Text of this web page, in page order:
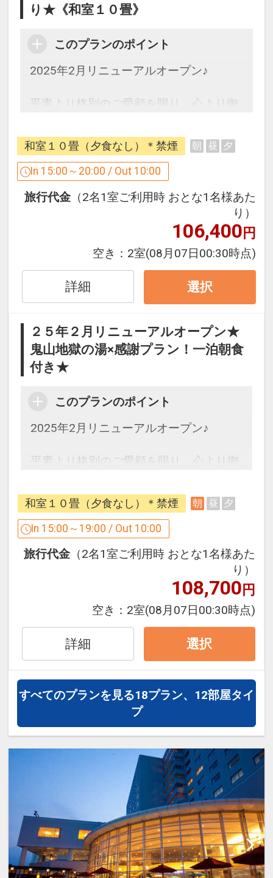
り★《和室１０畳》
このプランのポイント
2025年2月リニューアルオープン♪
平素より格別のご愛顧を賜り、心より御
皆様におかれましては、輝かしい新春を
お迎えのことと存じます。
長らく改装工事のため休館しておりまし
新たに生まれ変わった当館で、心安らぐ
●お部屋について
予約時にご希望のお部屋をお選びくださ
い。どのお部屋でも心安らぐ快適なひと
ときをお過ごしいただけます。（予約完
●温泉について
当館自慢の「鬼山地獄」から引いた源泉
心と体を癒す極上の湯で、日々の疲れを
当館は鉄輪温泉の中心に位置し、温泉街
っています。
チェックイン後は、ゆったりとした時間
をお楽しみいただきながら、温泉街の魅
力を存分にご堪能ください。
_______________________________
●追加料金について
・お車でお越しのお客様は、1台につき1
泊500円の駐車料金が必要です。
現在、表玄関は工事中のため、裏玄関を
ご利用ください。（「みゆき坂」経由で
設定期間：2025年1月30日～2027年3月
31日
インターネットコース番号：DP-2-
200000037700
和室１０畳（夕食なし）＊禁煙 朝 昼 夕
In 15:00～20:00 / Out 10:00
旅行代金 （2名1室ご利用時 おとな1名様あた
り）
106,400円
空き： 2室(08月07日00:30時点)
詳細 選択
２５年２月リニューアルオープン★
鬼山地獄の湯×感謝プラン！一泊朝食
付き★
このプランのポイント
2025年2月リニューアルオープン♪
平素より格別のご愛顧を賜り、心より御
皆様におかれましては、輝かしい新春を
お迎えのことと存じます。
長らく改装工事のため休館しておりまし
新たに生まれ変わった当館で、心安らぐ
●お部屋について
予約時にご希望のお部屋をお選びくださ
い。どのお部屋でも心安らぐ快適なひと
ときをお過ごしいただけます。（予約完
ご朝食はレストラン「和味（なごみ）」
用意しております。（内容の選択不可）
当館自慢の「鬼山地獄」から引いた源泉
かけ流し温泉をお楽しみいただけます。
心と体を癒す極上の湯で、日々の疲れを
リフレッシュしてください。
_______________________________
和室１０畳（夕食なし）＊禁煙 朝 昼 夕
In 15:00～19:00 / Out 10:00
旅行代金 （2名1室ご利用時 おとな1名様あた
り）
108,700円
空き： 2室(08月07日00:30時点)
詳細 選択
すべてのプランを見る18プラン、12部屋タイ
プ